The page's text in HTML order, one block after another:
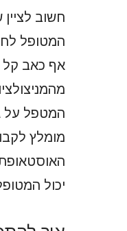
חשוב
המטופל
אף כאב קל
המטפל על
מומלץ
יכול